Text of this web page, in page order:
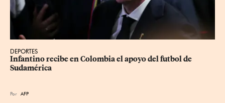
DEPORTES
Infantino recibe en Colombia el apoyo del futbol de
Sudamérica
Por AFP